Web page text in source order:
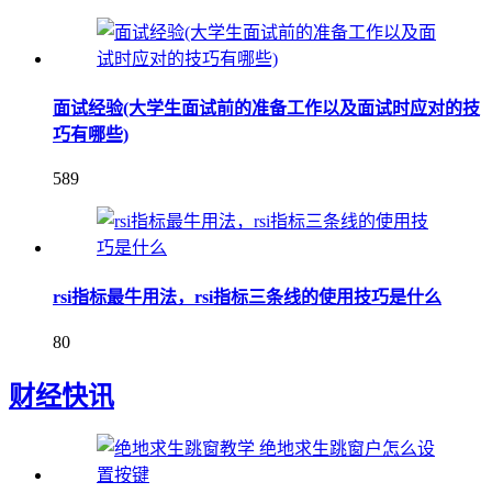
面试经验(大学生面试前的准备工作以及面试时应对的技
巧有哪些)
589
rsi指标最牛用法，rsi指标三条线的使用技巧是什么
80
财经快讯